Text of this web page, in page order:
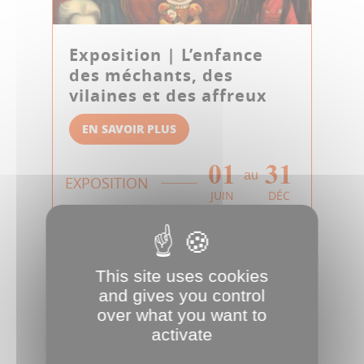
Exposition | L’enfance
des méchants, des
vilaines et des affreux
EN SAVOIR PLUS
EXPOSITION 01
JUIN
au 31
DÉC
This site uses cookies
and gives you control
over what you want to
activate